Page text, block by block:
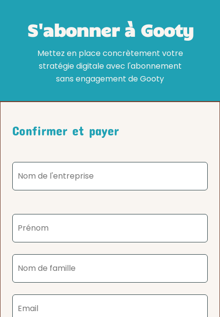
S'abonner à Gooty
Mettez en place concrètement votre
stratégie digitale avec l'abonnement
sans engagement de Gooty
Confirmer et payer